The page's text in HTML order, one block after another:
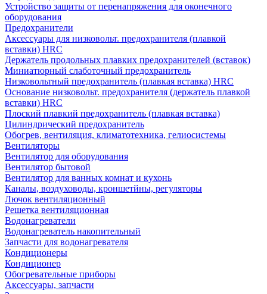
Устройство защиты от перенапряжения для оконечного
оборудования
Предохранители
Аксессуары для низковольт. предохранителя (плавкой
вставки) HRC
Держатель продольных плавких предохранителей (вставок)
Миниатюрный слаботочный предохранитель
Низковольтный предохранитель (плавкая вставка) HRC
Основание низковольт. предохранителя (держатель плавкой
вставки) HRC
Плоский плавкий предохранитель (плавкая вставка)
Цилиндрический предохранитель
Обогрев, вентиляция, климатотехника, гелиосистемы
Вентиляторы
Вентилятор для оборудования
Вентилятор бытовой
Вентилятор для ванных комнат и кухонь
Каналы, воздуховоды, кроншетйны, регуляторы
Лючок вентиляционный
Решетка вентиляционная
Водонагреватели
Водонагреватель накопительный
Запчасти для водонагревателя
Кондиционеры
Кондиционер
Обогревательные приборы
Аксессуары, запчасти